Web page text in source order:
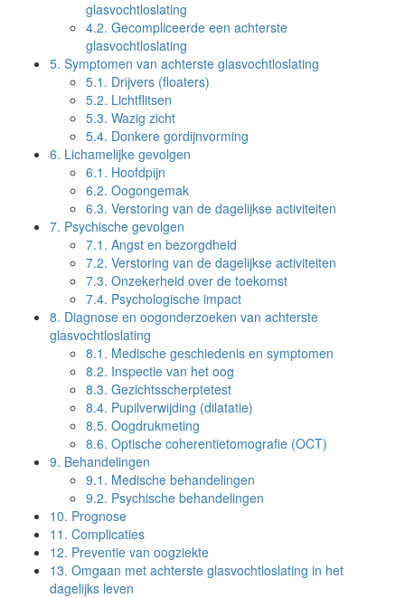
glasvochtloslating
4.2. Gecompliceerde een achterste
glasvochtloslating
5. Symptomen van achterste glasvochtloslating
5.1. Drijvers (floaters)
5.2. Lichtflitsen
5.3. Wazig zicht
5.4. Donkere gordijnvorming
6. Lichamelijke gevolgen
6.1. Hoofdpijn
6.2. Oogongemak
6.3. Verstoring van de dagelijkse activiteiten
7. Psychische gevolgen
7.1. Angst en bezorgdheid
7.2. Verstoring van de dagelijkse activiteiten
7.3. Onzekerheid over de toekomst
7.4. Psychologische impact
8. Diagnose en oogonderzoeken van achterste
glasvochtloslating
8.1. Medische geschiedenis en symptomen
8.2. Inspectie van het oog
8.3. Gezichtsscherptetest
8.4. Pupilverwijding (dilatatie)
8.5. Oogdrukmeting
8.6. Optische coherentietomografie (OCT)
9. Behandelingen
9.1. Medische behandelingen
9.2. Psychische behandelingen
10. Prognose
11. Complicaties
12. Preventie van oogziekte
13. Omgaan met achterste glasvochtloslating in het
dagelijks leven